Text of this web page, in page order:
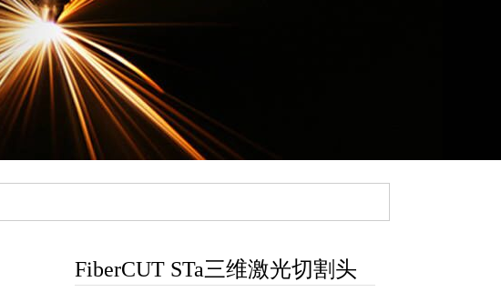
FiberCUT STa三维激光切割头